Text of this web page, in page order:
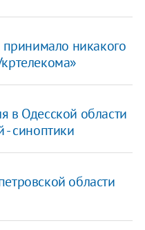
принимало никакого
в Одесской области
- синоптики
области